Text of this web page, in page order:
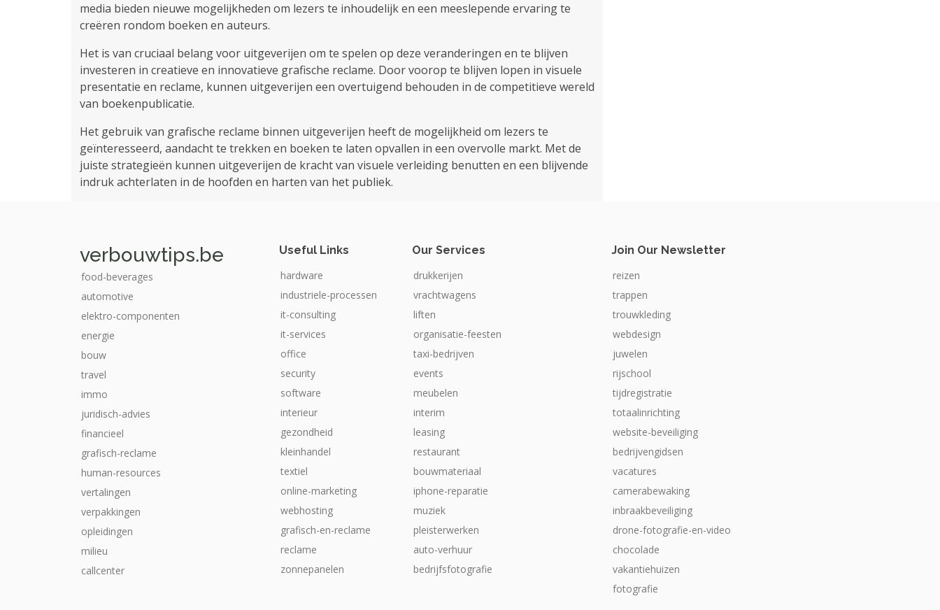
media bieden nieuwe mogelijkheden om lezers te inhoudelijk en een meeslepende ervaring te
creëren rondom boeken en auteurs.
Het is van cruciaal belang voor uitgeverijen om te spelen op deze veranderingen en te blijven
investeren in creatieve en innovatieve grafische reclame. Door voorop te blijven lopen in visuele
presentatie en reclame, kunnen uitgeverijen een overtuigend behouden in de competitieve wereld
van boekenpublicatie.
Het gebruik van grafische reclame binnen uitgeverijen heeft de mogelijkheid om lezers te
geïnteresseerd, aandacht te trekken en boeken te laten opvallen in een overvolle markt. Met de
juiste strategieën kunnen uitgeverijen de kracht van visuele verleiding benutten en een blijvende
indruk achterlaten in de hoofden en harten van het publiek.
verbouwtips.be
food-beverages
automotive
elektro-componenten
energie
bouw
travel
immo
juridisch-advies
financieel
grafisch-reclame
human-resources
vertalingen
verpakkingen
opleidingen
milieu
callcenter
Useful Links
hardware
industriele-processen
it-consulting
it-services
office
security
software
interieur
gezondheid
kleinhandel
textiel
online-marketing
webhosting
grafisch-en-reclame
reclame
zonnepanelen
Our Services
drukkerijen
vrachtwagens
liften
organisatie-feesten
taxi-bedrijven
events
meubelen
interim
leasing
restaurant
bouwmateriaal
iphone-reparatie
muziek
pleisterwerken
auto-verhuur
bedrijfsfotografie
Join Our Newsletter
reizen
trappen
trouwkleding
webdesign
juwelen
rijschool
tijdregistratie
totaalinrichting
website-beveiliging
bedrijvengidsen
vacatures
camerabewaking
inbraakbeveiliging
drone-fotografie-en-video
chocolade
vakantiehuizen
fotografie